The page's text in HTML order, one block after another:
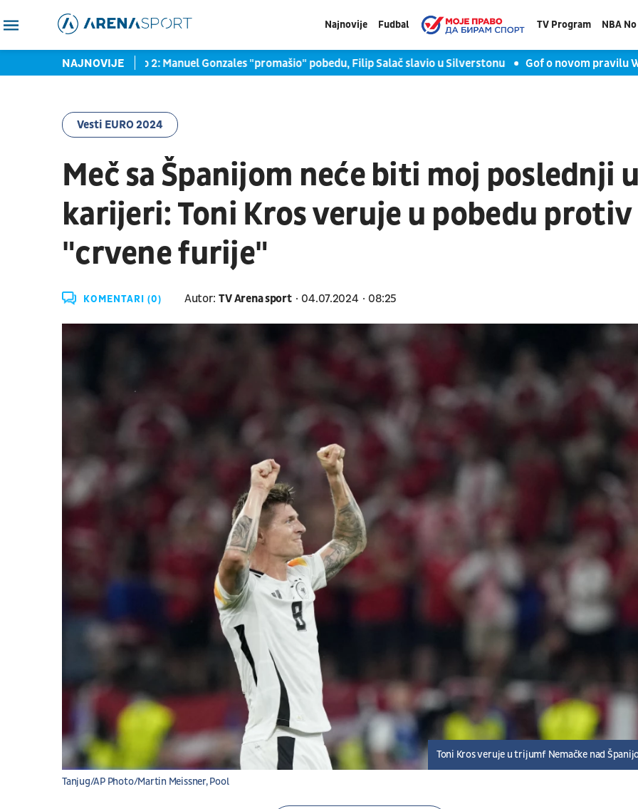
Najnovije Fudbal TV Program NBA
NAJNOVIJE
T(alenat) Moto 2: Manuel Gonzales "promašio" pobedu, Filip Salač slavio u Silverstonu Gof o novom pravilu WTA:
Vesti EURO 2024
Meč sa Španijom neće biti moj poslednji u
karijeri: Toni Kros veruje u pobedu protiv
"crvene furije"
KOMENTARI (0) Autor: TV Arena sport 04.07.2024 08:25
Tanjug/AP Photo/Martin Meissner, Pool
Toni Kros veruje u trijumf Nemačke nad